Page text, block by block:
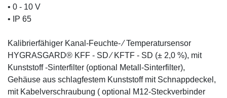
• 0 - 10 V
• IP 65
Kalibrierfähiger Kanal-Feuchte- ⁄ Temperatursensor
HYGRASGARD® KFF - SD ⁄ KFTF - SD (± 2,0 %), mit
Kunststoff -Sinterfilter (optional Metall-Sinterfilter),
Gehäuse aus schlagfestem Kunststoff mit Schnappdeckel,
mit Kabelverschraubung ( optional M12-Steckverbinder